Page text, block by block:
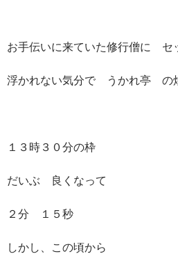
お手伝いに来ていた修行僧に セ
浮かれない気分で うかれ亭 の
１３時３０分の枠
だいぶ 良くなって
２分 １５秒
しかし、この頃から